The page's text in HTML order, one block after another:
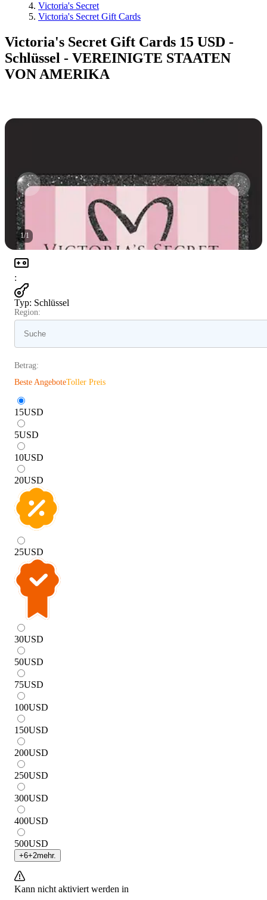
Victoria's Secret
Victoria's Secret Gift Cards
Victoria's Secret Gift Cards 15 USD -
Schlüssel - VEREINIGTE STAATEN
VON AMERIKA
1/1
:
Typ: Schlüssel
Region:
Betrag:
Beste AngeboteToller Preis
15USD
5USD
10USD
20USD
25USD
30USD
50USD
75USD
100USD
150USD
200USD
250USD
300USD
400USD
500USD
+6+2mehr.
Kann nicht aktiviert werden in